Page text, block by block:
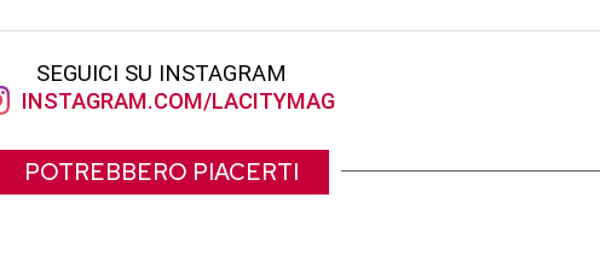
SEGUICI SU INSTAGRAM
INSTAGRAM.COM/LACITYMAG
POTREBBERO PIACERTI